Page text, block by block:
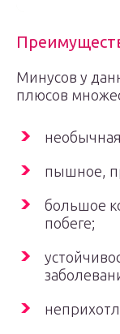
Минусов у
плюсов
пышное,
большое
побеге;